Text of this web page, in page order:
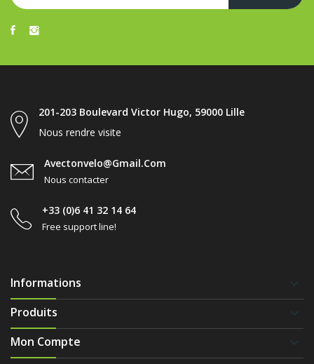
201-203 Boulevard Victor Hugo, 59000 Lille
Nous rendre visite
Avectonvelo@gmail.com
Nous contacter
+33 (0)6 41 32 14 64
Free support line!
Informations
Produits
Mon Compte